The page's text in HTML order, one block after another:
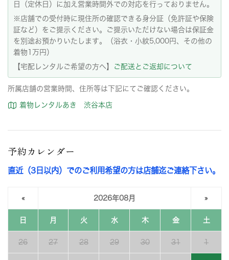
日（定休日）に加え営業時間外での対応を行っておりません。
※店舗での受付時に現住所の確認できる身分証（免許証や保険
証など）をご提示ください。ご提示いただけない場合は保証金
を別途お預かりいたします。（浴衣・小紋5,000円、その他の
着物1万円）
【宅配レンタルご希望の方へ】
ご配送とご返却について
所属店舗の営業時間、住所等は下記にてご確認ください。
着物レンタルあき 渋谷本店
予約カレンダー
直近（3日以内）でのご利用希望の方は店舗迄ご連絡下さい。
« 2026年08月 »
日 月 火 水 木 金 土
26 27 28 29 30 31 1